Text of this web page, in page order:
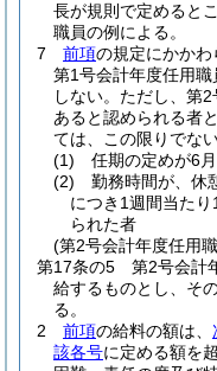
長が規則で定めると
職員の例による。
7
前項の規定にかかわ
第1号会計年度任用
しない。 ただし、第
あると認められる者
ては、この限りでない
(1)
任期の定めが6
(2)
勤務時間が、休
につき1週間当た
られた者
(第2号会計年度任用
第17条の5
第2号会計
給するものとし、そ
る。
2
前項の給料の額は、
該各号に定める額を